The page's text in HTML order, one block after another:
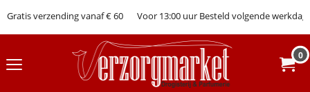
Gratis verzending vanaf € 60 Voor 13:00 uur Besteld volgende werkdag
0